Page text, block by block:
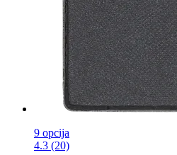
9 opcija
4.3 (20)